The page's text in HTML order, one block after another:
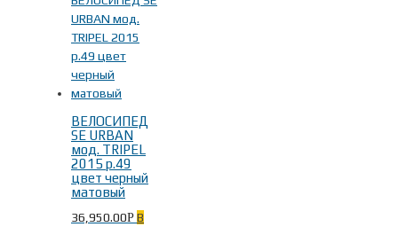
ВЕЛОСИПЕД
SE URBAN
мод. TRIPEL
2015 р.49
цвет черный
матовый
36,950.00Р В